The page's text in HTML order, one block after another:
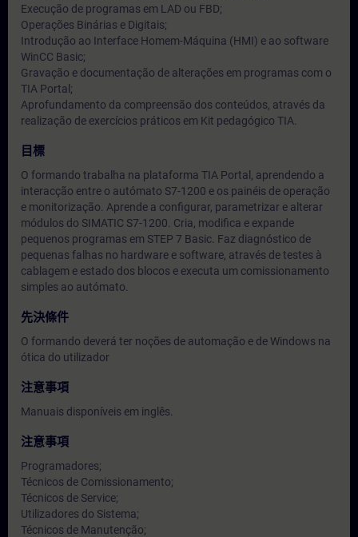
Execução de programas em LAD ou FBD;
Operações Binárias e Digitais;
Introdução ao Interface Homem-Máquina (HMI) e ao software
WinCC Basic;
Gravação e documentação de alterações em programas com o
TIA Portal;
Aprofundamento da compreensão dos conteúdos, através da
realização de exercícios práticos em Kit pedagógico TIA.
目標
O formando trabalha na plataforma TIA Portal, aprendendo a
interacção entre o autómato S7-1200 e os painéis de operação
e monitorização. Aprende a configurar, parametrizar e alterar
módulos do SIMATIC S7-1200. Cria, modifica e expande
pequenos programas em STEP 7 Basic. Faz diagnóstico de
pequenas falhas no hardware e software, através de testes à
cablagem e estado dos blocos e executa um comissionamento
simples ao autómato.
先決條件
O formando deverá ter noções de automação e de Windows na
ótica do utilizador
注意事項
Manuais disponíveis em inglês.
注意事項
Programadores;
Técnicos de Comissionamento;
Técnicos de Service;
Utilizadores do Sistema;
Técnicos de Manutenção;